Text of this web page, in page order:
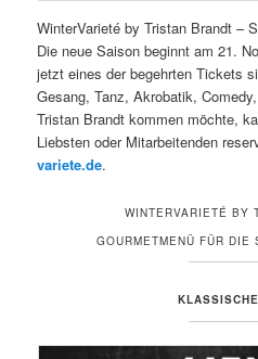
WinterVarieté by Tristan Brandt –
Die neue Saison beginnt am 21.
jetzt eines der begehrten Tickets
Gesang, Tanz, Akrobatik,
Tristan Brandt kommen möchte,
Liebsten oder Mitarbeitenden
variete.de.
WINTERVARIETÉ BY
GOURMETMENÜ FÜR